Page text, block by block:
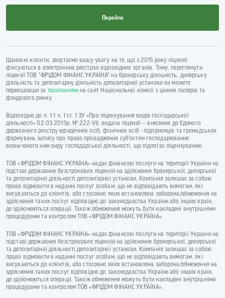
Перейти
Шановні клієнти, звертаємо вашу увагу на те, що з 2015 року ліцензії
фіксуються в електронних реєстрах відповідних органів. Тому, переглянути
ліцензії ТОВ "ФРІДОМ ФІНАНС УКРАЇНА" на брокерську діяльність, дилерську
діяльність та депозитарну діяльність депозитарної установи ви можете
перейшовши за посиланнямна сайт Національної комісії з цінних паперів та
фондового ринку.
Відповідно до п. 1-1 ч. 1 ст. 1 ЗУ «Про ліцензування видів господарської
діяльності» 02.03.2015р. № 222-VII, видача ліцензії — внесення до Єдиного
державного реєстру юридичних осіб, фізичних осіб - підприємців та громадських
формувань запису про право провадження суб’єктом господарювання
визначеного ним виду господарської діяльності, що підлягає ліцензуванню.
ТОВ «ФРІДОМ ФІНАНС УКРАЇНА» надає фінансові послуги на території України на
підставі державних безстрокових ліцензій на здійснення брокерської, дилерської
та депозитарної діяльності депозитарної установи. Компанія залишає за собою
право відмовити в наданні послуг особам, що не відповідають вимогам, які
висуваються до клієнтів, або стосовно яких встановлена заборона/обмеження на
здійснення таких послуг відповідно до законодавства України або інших країн,
де здійснюються операції. Також обмеження можуть бути накладені внутрішніми
процедурами та контролем ТОВ «ФРІДОМ ФІНАНС УКРАЇНА».
ТОВ «ФРІДОМ ФІНАНС УКРАЇНА» надає фінансові послуги на території України на
підставі державних безстрокових ліцензій на здійснення брокерської, дилерської
та депозитарної діяльності депозитарної установи. Компанія залишає за собою
право відмовити в наданні послуг особам, що не відповідають вимогам, які
висуваються до клієнтів, або стосовно яких встановлена заборона/обмеження на
здійснення таких послуг відповідно до законодавства України або інших країн,
де здійснюються операції. Також обмеження можуть бути накладені внутрішніми
процедурами та контролем ТОВ «ФРІДОМ ФІНАНС УКРАЇНА».